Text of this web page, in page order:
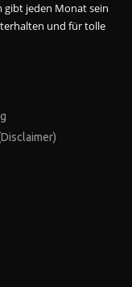
gibt jeden Monat sein
und für tolle